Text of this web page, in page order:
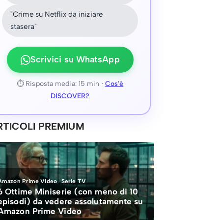
"Crime su Netflix da iniziare
stasera"
Scrivici su WhatsApp
⏱ Risposta media: 15 min · Cos'è
DISCOVER?
PREMIUM